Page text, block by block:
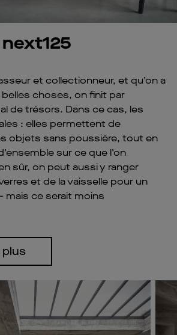
et collectionneur, et qu’on a
choses, on finit par
de trésors. Dans ce cas, les
: elles permettent de
objets sans poussière, tout en
sur ce que l’on
sûr, on peut aussi y ranger
et de la vaisselle pour un
mais ce serait moins